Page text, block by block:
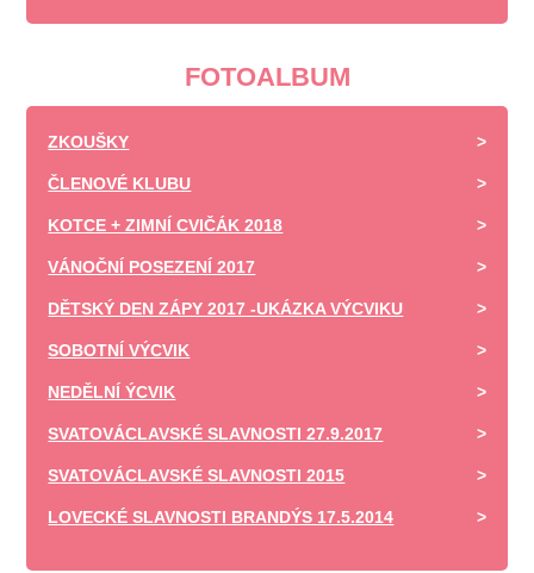
FOTOALBUM
ZKOUŠKY
ČLENOVÉ KLUBU
KOTCE + ZIMNÍ CVIČÁK 2018
VÁNOČNÍ POSEZENÍ 2017
DĚTSKÝ DEN ZÁPY 2017 -UKÁZKA VÝCVIKU
SOBOTNÍ VÝCVIK
NEDĚLNÍ ÝCVIK
SVATOVÁCLAVSKÉ SLAVNOSTI 27.9.2017
SVATOVÁCLAVSKÉ SLAVNOSTI 2015
LOVECKÉ SLAVNOSTI BRANDÝS 17.5.2014